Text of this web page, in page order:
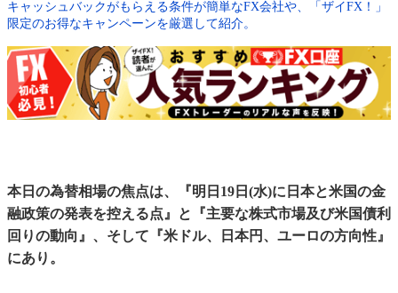
キャッシュバックがもらえる条件が簡単なFX会社や、「ザイFX！」
限定のお得なキャンペーンを厳選して紹介。
本日の為替相場の焦点は、『明日19日(水)に日本と米国の金
融政策の発表を控える点』と『主要な株式市場及び米国債利
回りの動向』、そして『米ドル、日本円、ユーロの方向性』
にあり。